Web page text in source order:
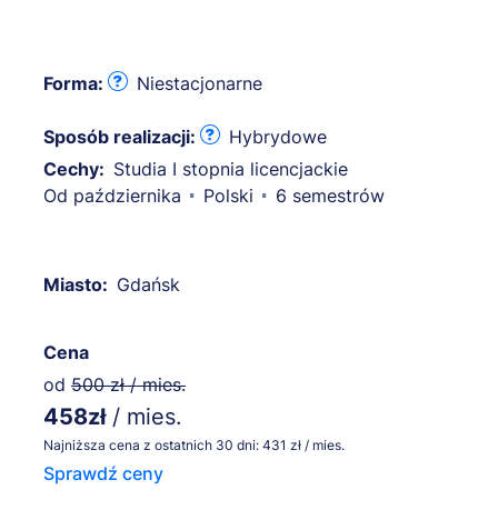
Forma: Niestacjonarne
Sposób realizacji:
Hybrydowe
Cechy: Studia I stopnia licencjackie
Od października
Polski 6 semestrów
Miasto: Gdańsk
Cena
od 500 zł / mies.
458zł / mies.
Najniższa cena z ostatnich 30 dni: 431 zł / mies.
Sprawdź ceny